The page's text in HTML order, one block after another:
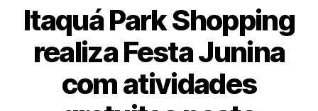
Itaquá Park Shopping
realiza Festa Junina
com atividades